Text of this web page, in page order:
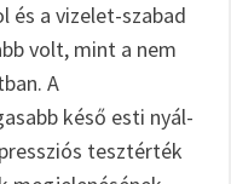
és a vizelet-szabad
volt, mint a nem
A
késő esti nyál-
tesztérték